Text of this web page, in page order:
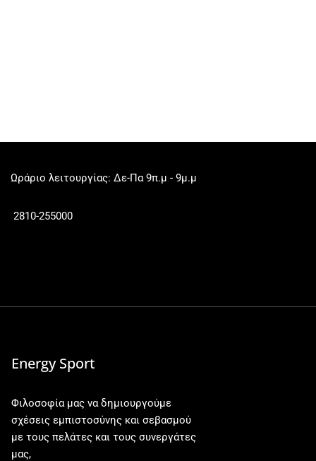
Ωράριο λειτουργίας: Δε-Πα 9π.μ - 9μ.μ
2810-255000
Energy Sport
Φιλοσοφία μας να δημιουργούμε
σχέσεις εμπιστοσύνης και σεβασμού
με τους πελάτες και τους συνεργάτες
μας,